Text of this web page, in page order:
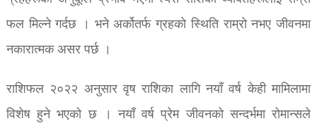
फल मिल्ने गर्दछ । भने अर्कोतर्फ ग्रहको स्थिति राम्रो नभए जीवनमा
नकारात्मक असर पर्छ ।
राशिफल २०२२ अनुसार वृष राशिका लागि नयाँ वर्ष केही मामिलामा
विशेष हुने भएको छ । नयाँ वर्ष प्रेम जीवनको सन्दर्भमा रोमान्सले